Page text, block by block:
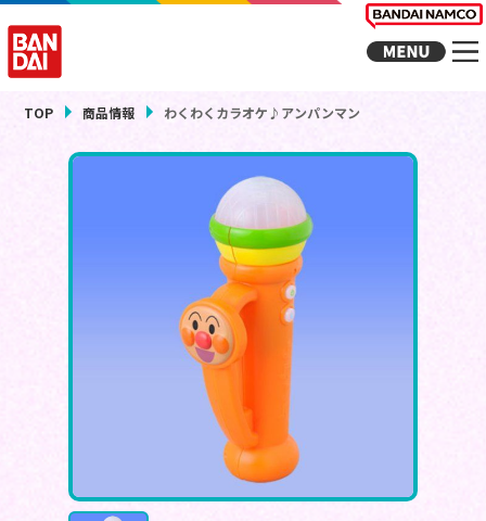
TOP 商品情報 わくわくカラオケ♪アンパンマン